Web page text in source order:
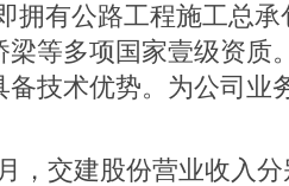
拥有公路工程施工总
梁等多项国家壹级资质
备技术优势。为公司业
，交建股份营业收入